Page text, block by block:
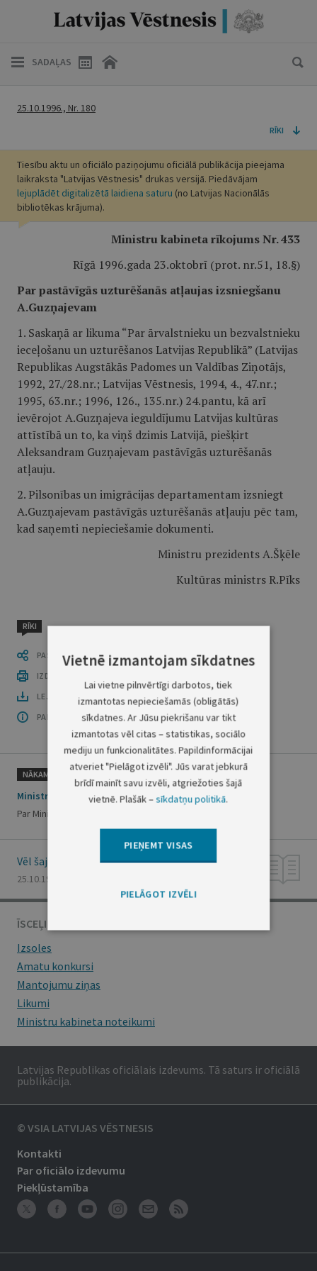
SADAĻAS
25.10.1996., Nr. 180
RĪKI
Tiesību aktu un oficiālo paziņojumu oficiālā publikācija pieejama
laikraksta "Latvijas Vēstnesis" drukas versijā. Piedāvājam
lejuplādēt digitalizētā laidiena saturu (no Latvijas Nacionālās
bibliotēkas krājuma).
Ministru kabineta rīkojums Nr. 433
Rīgā 1996.gada 23.oktobrī (prot. nr.51, 18.§)
Par pastāvīgās uzturēšanās atļaujas izsniegšanu
A.Guzņajevam
1. Saskaņā ar likuma “Par ārvalstnieku un bezvalstnieku
ieceļošanu un uzturēšanos Latvijas Republikā” (Latvijas
Republikas Augstākās Padomes un Valdības Ziņotājs,
1992, 27./28.nr.; Latvijas Vēstnesis, 1994, 4., 47.nr.;
1995, 63.nr.; 1996, 126., 135.nr.) 24.pantu, kā arī
ievērojot A.Guzņajeva ieguldījumu Latvijas kultūras
attīstībā un to, ka viņš dzimis Latvijā, piešķirt
Aleksandram Guzņajevam pastāvīgās uzturēšanās
atļauju.
2. Pilsonības un imigrācijas departamentam izsniegt
A.Guzņajevam pastāvīgās uzturēšanās atļauju pēc tam,
kad saņemti nepieciešamie dokumenti.
Ministru prezidents A.Šķēle
Kultūras ministrs R.Pīks
RĪKI
PASTĀSTI CITIEM
IZDRUKĀT PUBLIKĀCIJU
LEJUPLĀDĒT LAIDIENU (PDF)
PAR OFICIĀLO IZDEVUMU
NĀKAMAIS
Ministru kabineta rīkojums Nr. 434
Par Ministru kabineta Atzinības raksta piešķiršanu
Vēl šajā numurā
25.10.1996., Nr. 180
ĪSCEĻI
Izsoles
Amatu konkursi
Mantojumu ziņas
Likumi
Ministru kabineta noteikumi
Latvijas Republikas oficiālais izdevums. Tā saturs ir oficiālā
publikācija.
© VSIA LATVIJAS VĒSTNESIS
Kontakti
Par oficiālo izdevumu
Piekļūstamība
Vietnē izmantojam sīkdatnes
Lai vietne pilnvērtīgi darbotos, tiek
izmantotas nepieciešamās (obligātās)
sīkdatnes. Ar Jūsu piekrišanu var tikt
izmantotas vēl citas – statistikas, sociālo
mediju un funkcionalitātes. Papildinformācijai
atveriet "Pielāgot izvēli". Jūs varat jebkurā
brīdī mainīt savu izvēli, atgriežoties šajā
vietnē. Plašāk –sīkdatņu politikā.
PIEŅEMT VISAS
PIELĀGOT IZVĒLI